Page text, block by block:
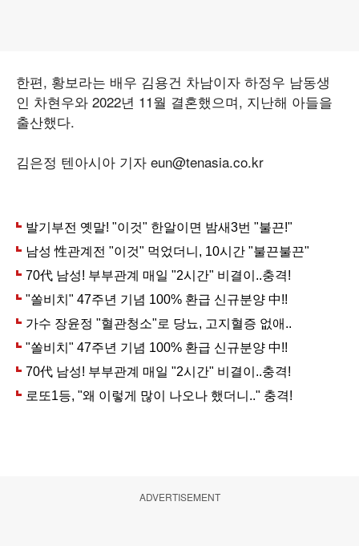
한편, 황보라는 배우 김용건 차남이자 하정우 남동생
인 차현우와 2022년 11월 결혼했으며, 지난해 아들을
출산했다.
김은정 텐아시아 기자 eun@tenasia.co.kr
ADVERTISEMENT